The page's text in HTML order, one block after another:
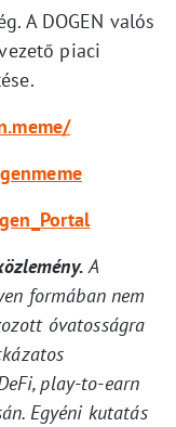
A DOGEN valós
piaci
A
formában nem
óvatosságra
play-to-earn
Egyéni kutatás